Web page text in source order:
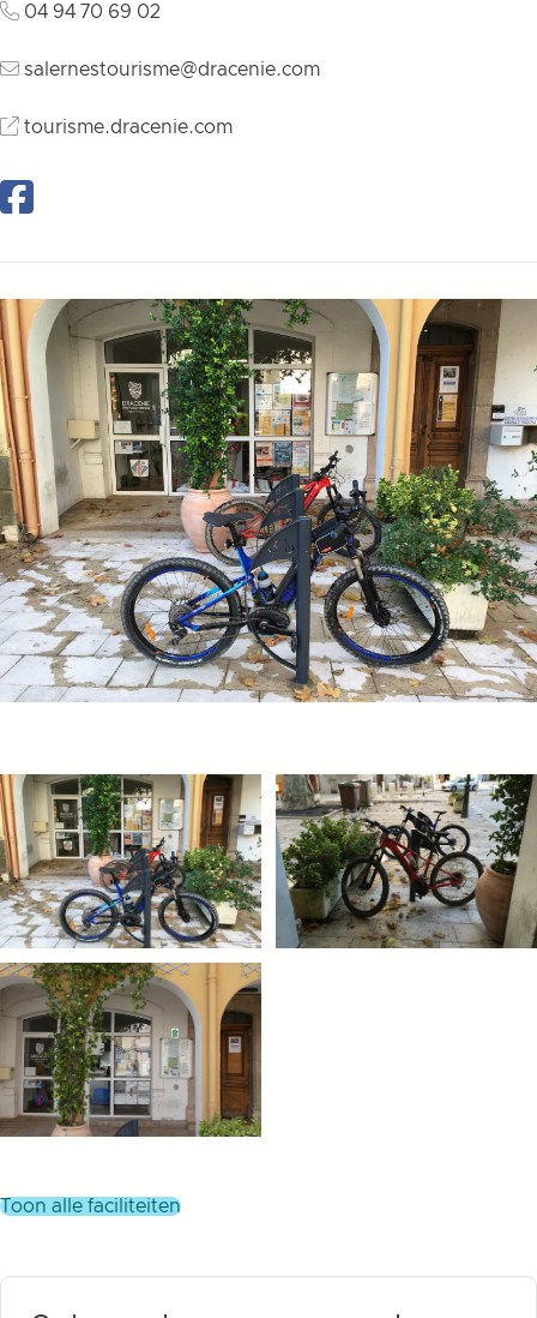
toon alle faciliteiten
04 94 70 69 02
salernestourisme@dracenie.com
tourisme.dracenie.com
Facebook